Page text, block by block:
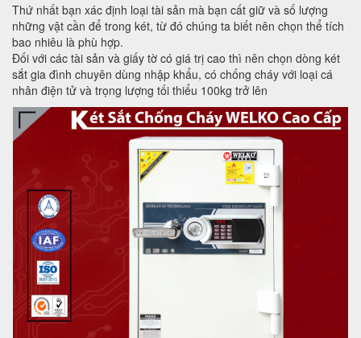
Thứ nhất bạn xác định loại tài sản mà bạn cất giữ và số lượng
những vật cần để trong két, từ đó chúng ta biết nên chọn thể tích
bao nhiêu là phù hợp.
Đối với các tài sản và giấy tờ có giá trị cao thì nên chọn dòng két
sắt gia đình chuyên dùng nhập khẩu, có chống cháy với loại cá
nhân điện tử và trọng lượng tối thiểu 100kg trở lên